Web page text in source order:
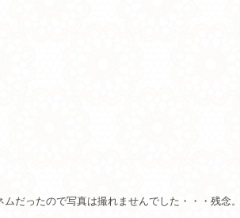
だったので写真は撮れませんでした・・・残念。